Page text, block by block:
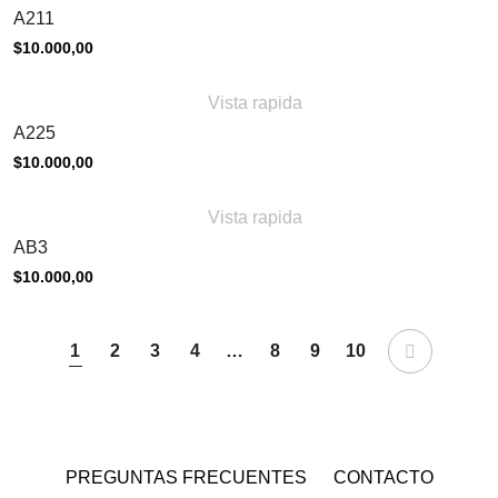
A211
$10.000,00
Vista rapida
A225
$10.000,00
Vista rapida
AB3
$10.000,00
1 2 3 4 … 8 9 10
PREGUNTAS FRECUENTES CONTACTO